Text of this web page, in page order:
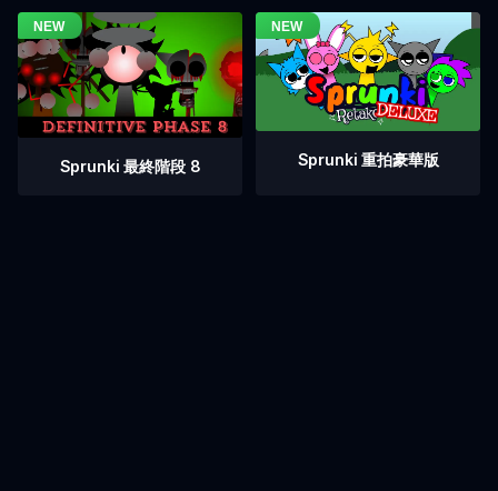
Sprunki 最終階段 8 Sprunki 重拍豪華版